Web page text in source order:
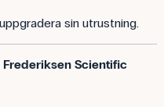
sin utrustning.
Scientific